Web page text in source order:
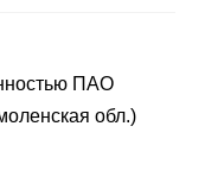
ПАО
обл.)